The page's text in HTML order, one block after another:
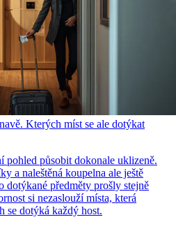
Kterých míst se ale dotýkat
působit dokonale uklizeně.
a naleštěná koupelna ale ještě
dotýkané předměty prošly stejně
si nezaslouží místa, která
se dotýká každý host.